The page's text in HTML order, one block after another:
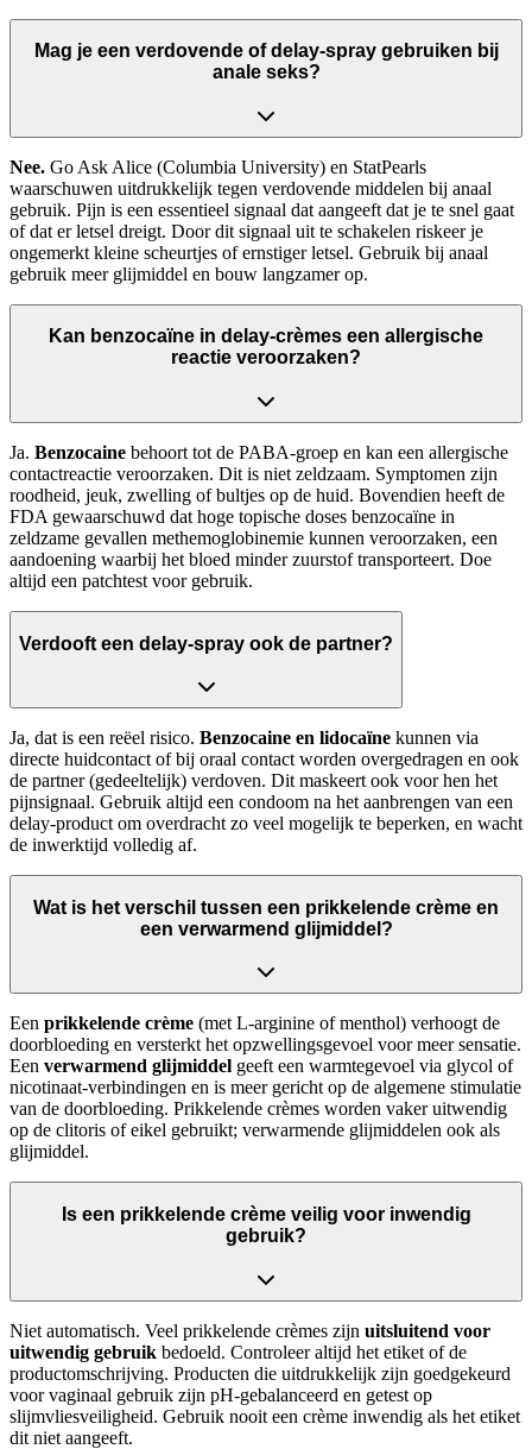
Mag je een verdovende of delay-spray gebruiken bij
anale seks?
Nee. Go Ask Alice (Columbia University) en StatPearls
waarschuwen uitdrukkelijk tegen verdovende middelen bij anaal
gebruik. Pijn is een essentieel signaal dat aangeeft dat je te snel gaat
of dat er letsel dreigt. Door dit signaal uit te schakelen riskeer je
ongemerkt kleine scheurtjes of ernstiger letsel. Gebruik bij anaal
gebruik meer glijmiddel en bouw langzamer op.
Kan benzocaïne in delay-crèmes een allergische
reactie veroorzaken?
Ja. Benzocaine behoort tot de PABA-groep en kan een allergische
contactreactie veroorzaken. Dit is niet zeldzaam. Symptomen zijn
roodheid, jeuk, zwelling of bultjes op de huid. Bovendien heeft de
FDA gewaarschuwd dat hoge topische doses benzocaïne in
zeldzame gevallen methemoglobinemie kunnen veroorzaken, een
aandoening waarbij het bloed minder zuurstof transporteert. Doe
altijd een patchtest voor gebruik.
Verdooft een delay-spray ook de partner?
Ja, dat is een reëel risico. Benzocaine en lidocaïne kunnen via
directe huidcontact of bij oraal contact worden overgedragen en ook
de partner (gedeeltelijk) verdoven. Dit maskeert ook voor hen het
pijnsignaal. Gebruik altijd een condoom na het aanbrengen van een
delay-product om overdracht zo veel mogelijk te beperken, en wacht
de inwerktijd volledig af.
Wat is het verschil tussen een prikkelende crème en
een verwarmend glijmiddel?
Een prikkelende crème (met L-arginine of menthol) verhoogt de
doorbloeding en versterkt het opzwellingsgevoel voor meer sensatie.
Een verwarmend glijmiddel geeft een warmtegevoel via glycol of
nicotinaat-verbindingen en is meer gericht op de algemene stimulatie
van de doorbloeding. Prikkelende crèmes worden vaker uitwendig
op de clitoris of eikel gebruikt; verwarmende glijmiddelen ook als
glijmiddel.
Is een prikkelende crème veilig voor inwendig
gebruik?
Niet automatisch. Veel prikkelende crèmes zijn uitsluitend voor
uitwendig gebruik bedoeld. Controleer altijd het etiket of de
productomschrijving. Producten die uitdrukkelijk zijn goedgekeurd
voor vaginaal gebruik zijn pH-gebalanceerd en getest op
slijmvliesveiligheid. Gebruik nooit een crème inwendig als het etiket
dit niet aangeeft.